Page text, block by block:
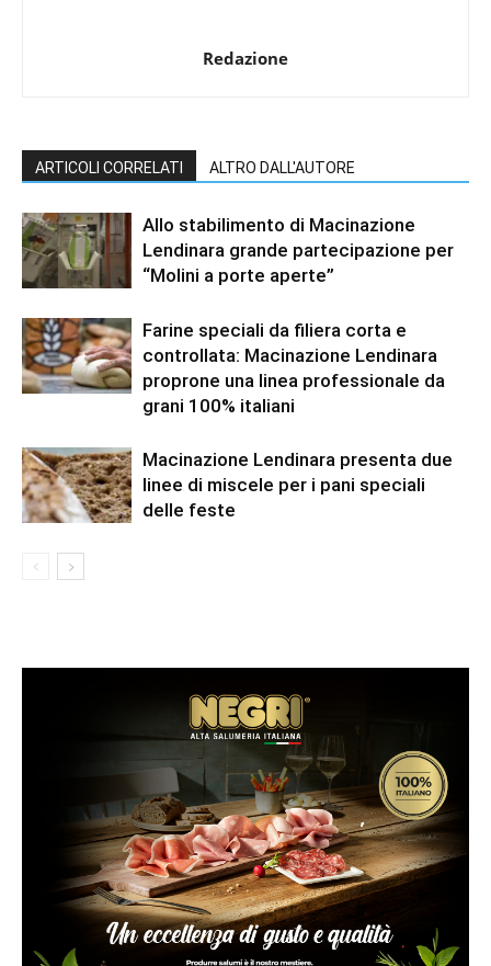
Redazione
ARTICOLI CORRELATI ALTRO DALL'AUTORE
Allo stabilimento di Macinazione
Lendinara grande partecipazione per
“Molini a porte aperte”
Farine speciali da filiera corta e
controllata: Macinazione Lendinara
proprone una linea professionale da
grani 100% italiani
Macinazione Lendinara presenta due
linee di miscele per i pani speciali
delle feste